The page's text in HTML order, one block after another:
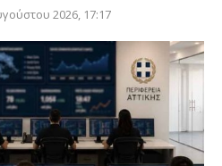
2026, 17:17